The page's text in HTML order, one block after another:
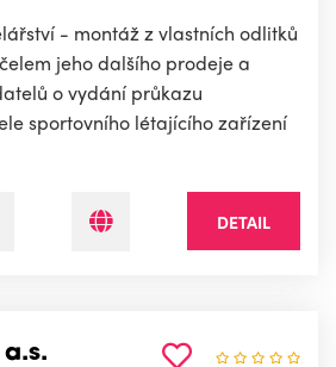
- montáž z vlastních odlitků
jeho dalšího prodeje a
o vydání průkazu
sportovního létajícího zařízení
DETAIL
a.s.